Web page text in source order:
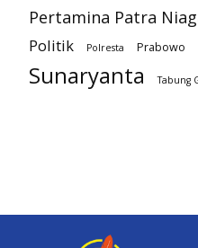
Pertamina Patra
Politik
Polresta Prabowo
Sunaryanta Tabung